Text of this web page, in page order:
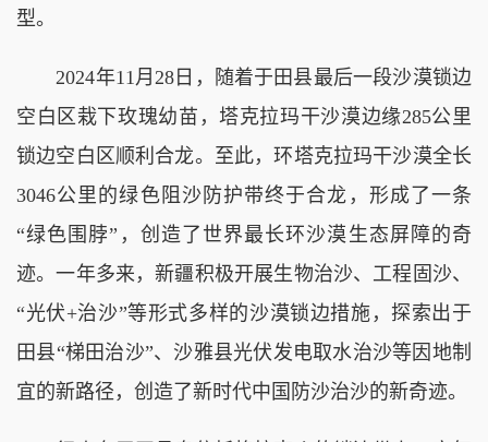
型。
2024年11月28日，随着于田县最后一段沙漠锁边
空白区栽下玫瑰幼苗，塔克拉玛干沙漠边缘285公里
锁边空白区顺利合龙。至此，环塔克拉玛干沙漠全长
3046公里的绿色阻沙防护带终于合龙，形成了一条
“绿色围脖”，创造了世界最长环沙漠生态屏障的奇
迹。一年多来，新疆积极开展生物治沙、工程固沙、
“光伏+治沙”等形式多样的沙漠锁边措施，探索出于
田县“梯田治沙”、沙雅县光伏发电取水治沙等因地制
宜的新路径，创造了新时代中国防沙治沙的新奇迹。